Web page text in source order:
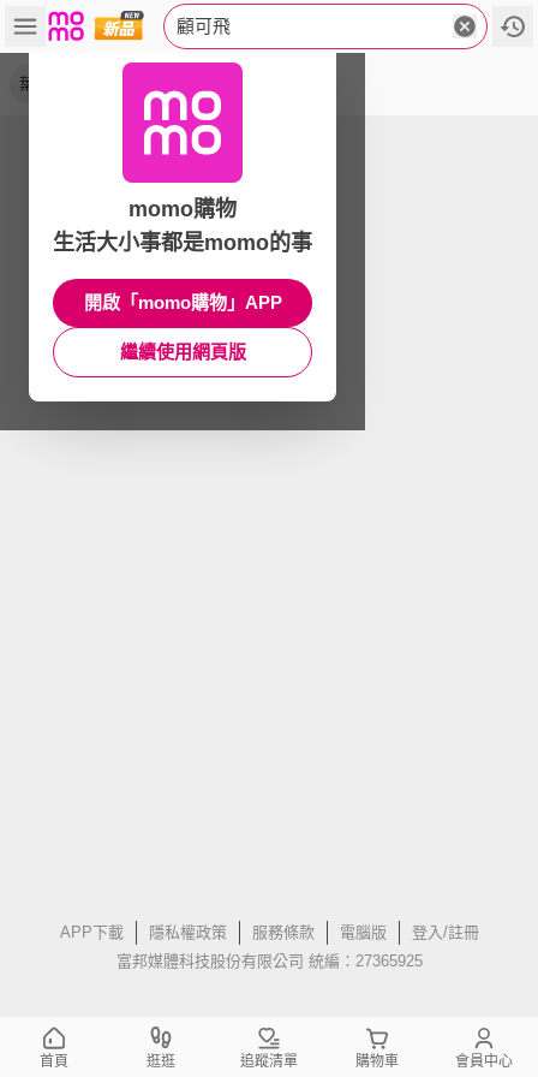
顧可飛
葉黃素
APP下載 隱私權政策 服務條款 電腦版
登入/註冊
富邦媒體科技股份有限公司 統編：27365925
momo購物
生活大小事都是momo的事
開啟「momo購物」APP
繼續使用網頁版
首頁 逛逛 追蹤清單 購物車 會員中心